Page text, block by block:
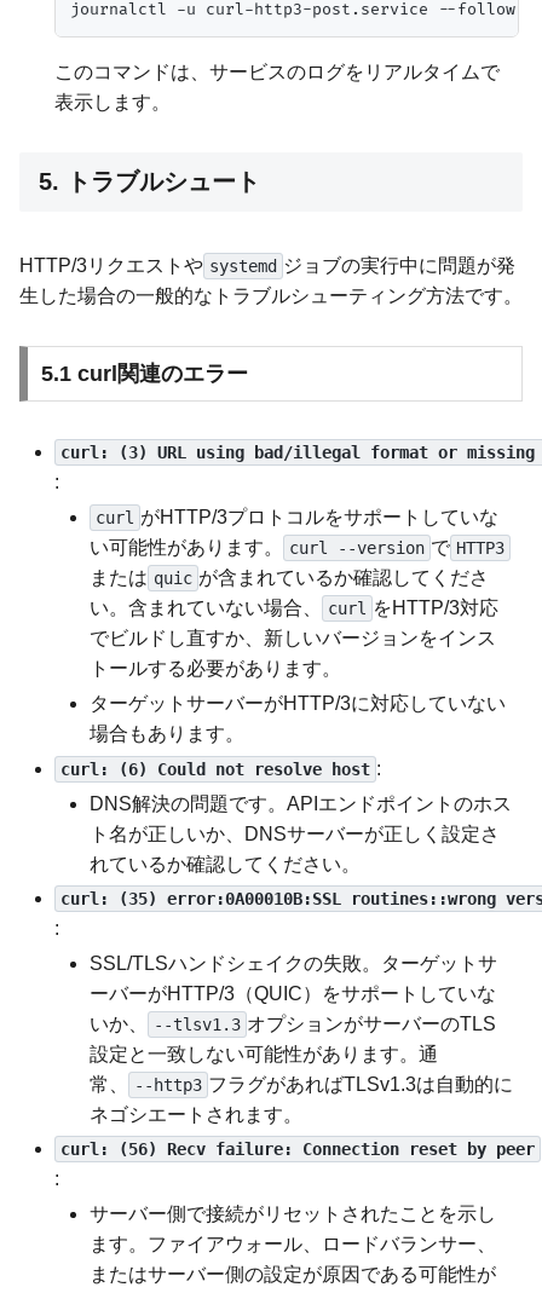
このコマンドは、サービスのログをリアルタイムで
表示します。
5. トラブルシュート
HTTP/3リクエストや systemd ジョブの実行中に問題が発
生した場合の一般的なトラブルシューティング方法です。
5.1 curl関連のエラー
curl: (3) URL using bad/illegal format or missing
:
curl がHTTP/3プロトコルをサポートしていな
い可能性があります。
curl --version で HTTP3
または quic が含まれているか確認してくださ
い。含まれていない場合、
curl
をHTTP/3対応
でビルドし直すか、新しいバージョンをインス
トールする必要があります。
ターゲットサーバーがHTTP/3に対応していない
場合もあります。
curl: (6) Could not resolve host :
DNS解決の問題です。APIエンドポイントのホス
ト名が正しいか、DNSサーバーが正しく設定さ
れているか確認してください。
curl: (35) error:0A00010B:SSL routines::wrong
:
SSL/TLSハンドシェイクの失敗。ターゲットサ
ーバーがHTTP/3（QUIC）をサポートしていな
いか、
--tlsv1.3 オプションがサーバーのTLS
設定と一致しない可能性があります。通
常、
--http3 フラグがあればTLSv1.3は自動的に
ネゴシエートされます。
curl: (56) Recv failure: Connection reset by peer
:
サーバー側で接続がリセットされたことを示し
ます。ファイアウォール、ロードバランサー、
またはサーバー側の設定が原因である可能性が